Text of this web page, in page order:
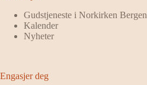
Gudstjeneste i Norkirken Bergen
Kalender
Nyheter
Engasjer deg